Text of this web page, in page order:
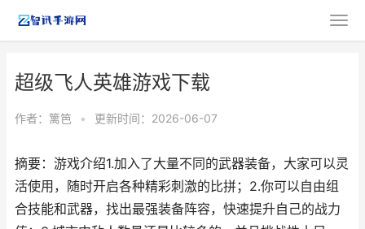
超级飞人英雄游戏下载
作者： 篱笆 • 更新时间：2026-06-07
摘要：游戏介绍1.加入了大量不同的武器装备，大家可以灵
活使用，随时开启各种精彩刺激的比拼；2.你可以自由组
合技能和武器，找出最强装备阵容，快速提升自己的战力